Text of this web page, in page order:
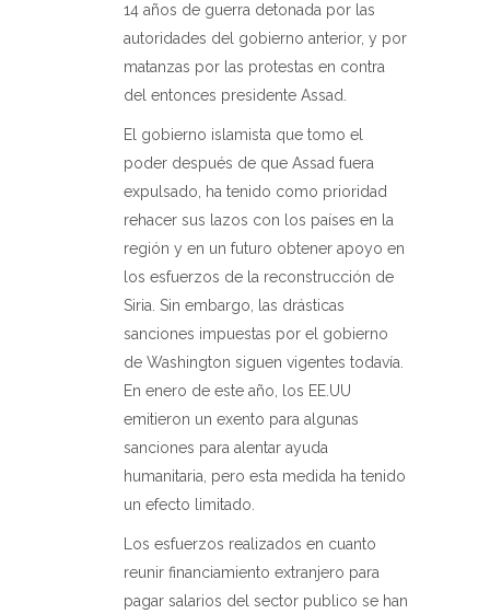
14 años de guerra detonada por las
autoridades del gobierno anterior, y por
matanzas por las protestas en contra
del entonces presidente Assad.
El gobierno islamista que tomo el
poder después de que Assad fuera
expulsado, ha tenido como prioridad
rehacer sus lazos con los países en la
región y en un futuro obtener apoyo en
los esfuerzos de la reconstrucción de
Siria. Sin embargo, las drásticas
sanciones impuestas por el gobierno
de Washington siguen vigentes todavía.
En enero de este año, los EE.UU
emitieron un exento para algunas
sanciones para alentar ayuda
humanitaria, pero esta medida ha tenido
un efecto limitado.
Los esfuerzos realizados en cuanto
reunir financiamiento extranjero para
pagar salarios del sector publico se han